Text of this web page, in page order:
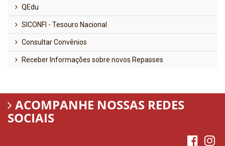
QEdu
SICONFI - Tesouro Nacional
Consultar Convênios
Receber Informações sobre novos Repasses
ACOMPANHE NOSSAS REDES
SOCIAIS